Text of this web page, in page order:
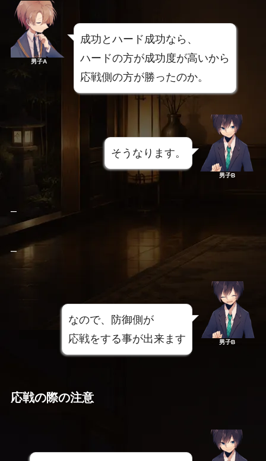
男子A
成功とハード成功なら、
ハードの方が成功度が高いから
応戦側の方が勝ったのか。
そうなります。
男子B
–
–
なので、防御側が
応戦をする事が出来ます
男子B
応戦の際の注意